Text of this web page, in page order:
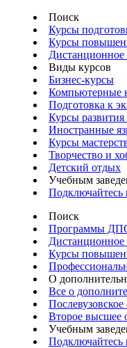
Поиск
Курсы
Курсы
Дистанционное
Виды курсов
Бизнес-курсы
Компьютерные
Подготовка к
Курсы развития
Иностранные
Курсы
Творчество и
Детский отдых
Учебным
Подключайтесь
Поиск
Программы
Дистанционное
Курсы
О
Все о
Послевузовское
Второе высшее
Учебным
Подключайтесь